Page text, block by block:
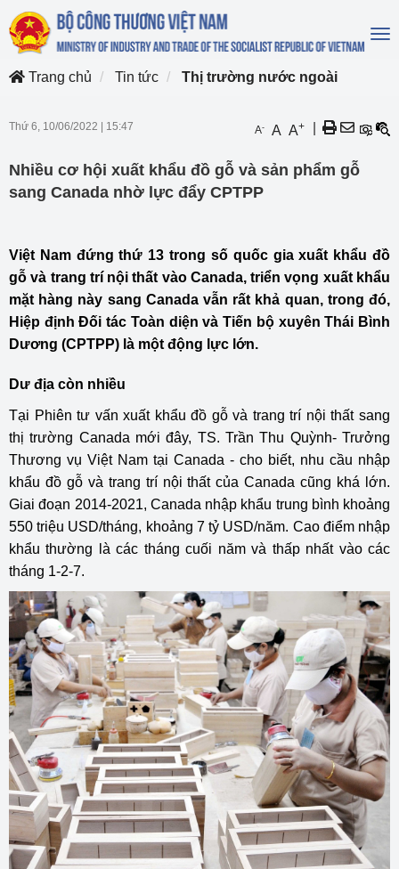
Trang chủ
Tin tức Thị trường nước ngoài
Thứ 6, 10/06/2022 15:47 A- A A+
Nhiều cơ hội xuất khẩu đồ gỗ và sản phẩm gỗ
sang Canada nhờ lực đẩy CPTPP
Việt Nam đứng thứ 13 trong số quốc gia xuất khẩu đồ
gỗ và trang trí nội thất vào Canada, triển vọng xuất khẩu
mặt hàng này sang Canada vẫn rất khả quan, trong đó,
Hiệp định Đối tác Toàn diện và Tiến bộ xuyên Thái Bình
Dương (CPTPP) là một động lực lớn.
Dư địa còn nhiều
Tại Phiên tư vấn xuất khẩu đồ gỗ và trang trí nội thất sang
thị trường Canada mới đây, TS. Trần Thu Quỳnh- Trưởng
Thương vụ Việt Nam tại Canada - cho biết, nhu cầu nhập
khẩu đồ gỗ và trang trí nội thất của Canada cũng khá lớn.
Giai đoạn 2014-2021, Canada nhập khẩu trung bình khoảng
550 triệu USD/tháng, khoảng 7 tỷ USD/năm. Cao điểm nhập
khẩu thường là các tháng cuối năm và thấp nhất vào các
tháng 1-2-7.